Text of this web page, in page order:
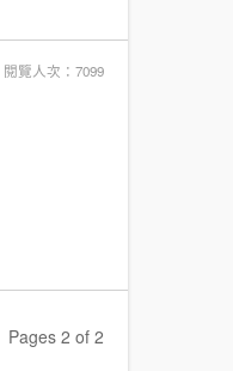
閱覽人次：7099
Pages 2 of 2